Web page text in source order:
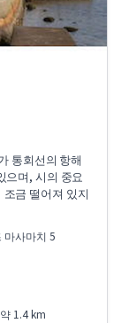
통회선의 항해
으며, 시의 중요
금 떨어져 있지
마사마치 5
1.4 km